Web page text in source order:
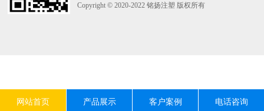
Copyright © 2020-2022 铭扬注塑 版权所有
网站首页 产品展示 客户案例 电话咨询